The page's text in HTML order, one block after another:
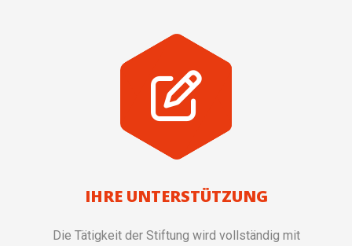
IHRE UNTERSTÜTZUNG
Die Tätigkeit der Stiftung wird vollständig mit